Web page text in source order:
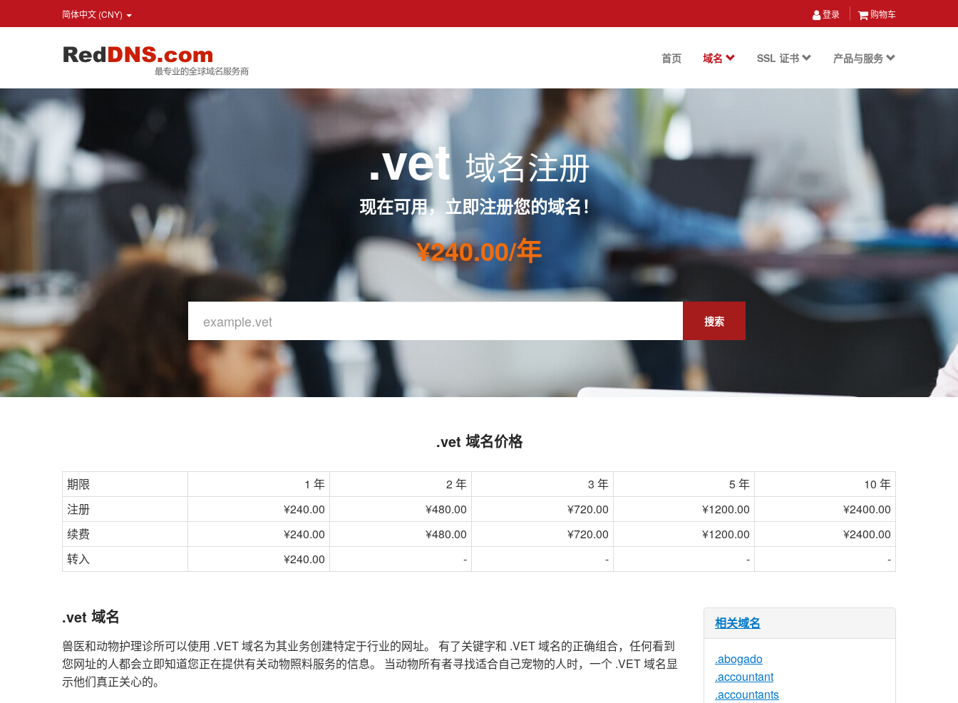
简体中文 (CNY) 登录 购物车
首页 域名 SSL 证书 产品与服务
.vet域名注册
现在可用，立即注册您的域名！
¥240.00/年
搜索
.vet 域名价格
期限 1 年 2 年 3 年 5 年
10 年
注册
¥240.00 ¥480.00 ¥720.00 ¥1200.00
¥2400.00
续费
¥240.00 ¥480.00 ¥720.00 ¥1200.00
¥2400.00
转入
¥240.00 - - - -
.vet 域名
兽医和动物护理诊所可以使用 .VET 域名为其业务创建特定于行业的网址。 有了关键字和 .VET 域名的正确组合，任何看到
您网址的人都会立即知道您正在提供有关动物照料服务的信息。 当动物所有者寻找适合自己宠物的人时，一个 .VET 域名显
示他们真正关心的。
相关域名
.abogado
.accountant
.accountants